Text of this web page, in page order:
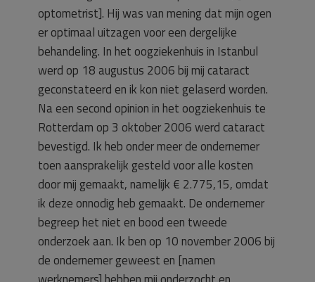
optometrist]. Hij was van mening dat mijn ogen
er optimaal uitzagen voor een dergelijke
behandeling. In het oogziekenhuis in Istanbul
werd op 18 augustus 2006 bij mij cataract
geconstateerd en ik kon niet gelaserd worden.
Na een second opinion in het oogziekenhuis te
Rotterdam op 3 oktober 2006 werd cataract
bevestigd. Ik heb onder meer de ondernemer
toen aansprakelijk gesteld voor alle kosten
door mij gemaakt, namelijk € 2.775,15, omdat
ik deze onnodig heb gemaakt. De ondernemer
begreep het niet en bood een tweede
onderzoek aan. Ik ben op 10 november 2006 bij
de ondernemer geweest en [namen